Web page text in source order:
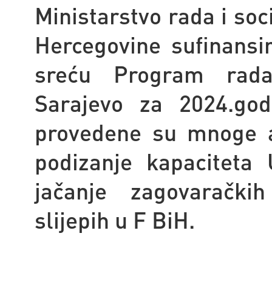
Ministarstvo rada i
Hercegovine
sreću Program
Sarajevo za
provedene su
podizanje
jačanje
slijepih u F BiH.